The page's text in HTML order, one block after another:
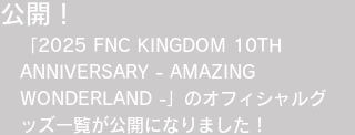
公開！
「2025 FNC KINGDOM 10TH
ANNIVERSARY - AMAZING
WONDERLAND -」のオフィシャルグ
ッズ一覧が公開になりました！